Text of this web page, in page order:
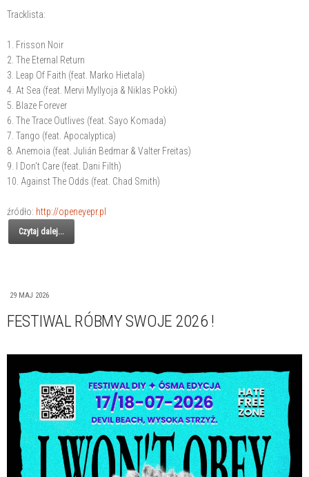
Tracklista:
1. Frisson Noir
2. The Eternal Return
3. Leap Of Faith (feat. Marko Hietala)
4. At Sea (feat. Mervi Myllyoja & Niklas Pokki)
5. Blaze Forever
6. The Trace Outlives (feat. Sayo Komada)
7. Tango (feat. Apocalyptica)
8. Anemoia (feat. Julián Bedmar & Valter Freitas)
9. I Don't Care (feat. Dani Filth)
10. Against The Odds (feat. Chad Smith)
źródło: http://openeyepr.pl
Czytaj dalej...
29 MAJ 2026
FESTIWAL RÓBMY SWOJE 2026 !